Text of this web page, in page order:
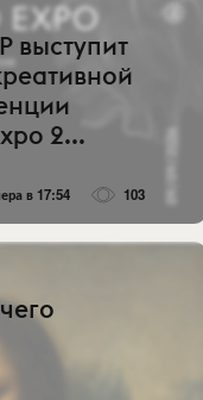
выступит
2...
в 17:54 103